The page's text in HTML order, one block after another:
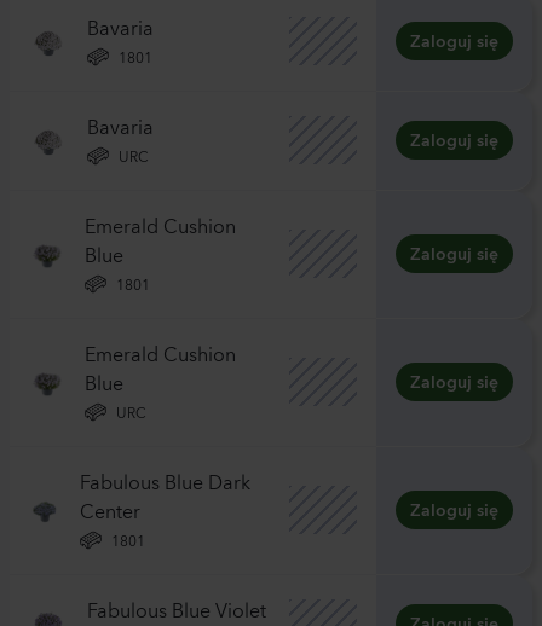
Bavaria
1801
Zaloguj się
Bavaria
URC
Zaloguj się
Emerald Cushion
Blue
1801
Zaloguj się
Emerald Cushion
Blue
URC
Zaloguj się
Fabulous Blue Dark
Center
1801
Zaloguj się
Fabulous Blue Violet